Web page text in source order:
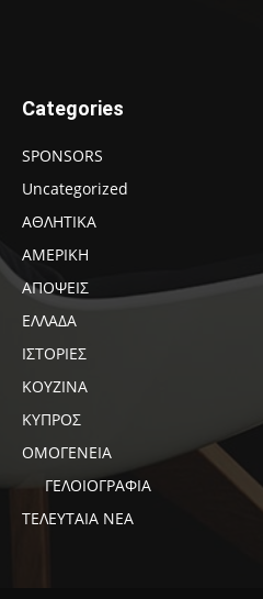
Categories
SPONSORS
Uncategorized
ΑΘΛΗΤΙΚΑ
ΑΜΕΡΙΚΗ
ΑΠΟΨΕΙΣ
ΕΛΛΑΔΑ
ΙΣΤΟΡΙΕΣ
ΚΟΥΖΙΝΑ
ΚΥΠΡΟΣ
ΟΜΟΓΕΝΕΙΑ
ΓΕΛΟΙΟΓΡΑΦΙΑ
ΤΕΛΕΥΤΑΙΑ ΝΕΑ